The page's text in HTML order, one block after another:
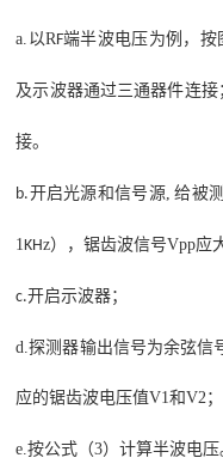
a. 以RF端半波电压为例， 按
及示波器通过三通器件连接
接。
b.开启光源和信号源, 给被
1KHz），锯齿波信号Vpp应
c.开启示波器；
d.探测器输出信号为余弦信
应的锯齿波电压值V1和V2；
e.按公式（3）计算半波电压